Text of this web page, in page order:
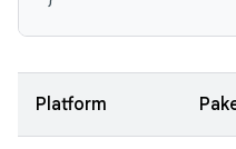
Platform